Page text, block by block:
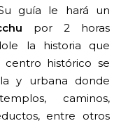
guía le hará un
por 2 horas
la historia que
centro histórico se
y urbana donde
caminos,
entre otros